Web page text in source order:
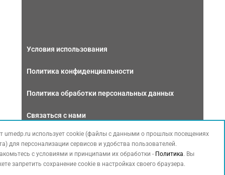
Условия использования
Политика конфиденциальности
Политика обработки персональных данных
Связаться с нами
umedp.ru использует cookie (файлы с данными о прошлых посещениях
для персонализации сервисов и удобства пользователей.
с условиями и принципами их обработки - Политика. Вы
запретить сохранение cookie в настройках своего браузера.